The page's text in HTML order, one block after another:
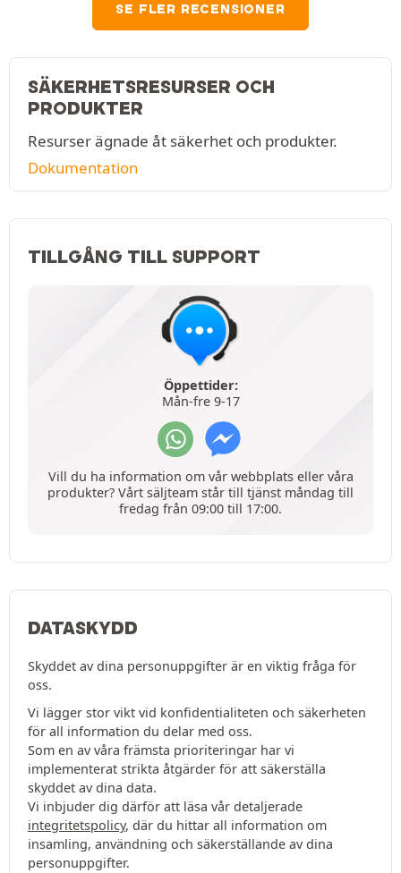
SE FLER RECENSIONER
SÄKERHETSRESURSER OCH
PRODUKTER
Resurser ägnade åt säkerhet och produkter.
Dokumentation
TILLGÅNG TILL SUPPORT
Öppettider:
Mån-fre 9-17
Vill du ha information om vår webbplats eller våra
produkter? Vårt säljteam står till tjänst måndag till
fredag från 09:00 till 17:00.
DATASKYDD
Skyddet av dina personuppgifter är en viktig fråga för
oss.
Vi lägger stor vikt vid konfidentialiteten och säkerheten
för all information du delar med oss.
Som en av våra främsta prioriteringar har vi
implementerat strikta åtgärder för att säkerställa
skyddet av dina data.
Vi inbjuder dig därför att läsa vår detaljerade
integritetspolicy, där du hittar all information om
insamling, användning och säkerställande av dina
personuppgifter.